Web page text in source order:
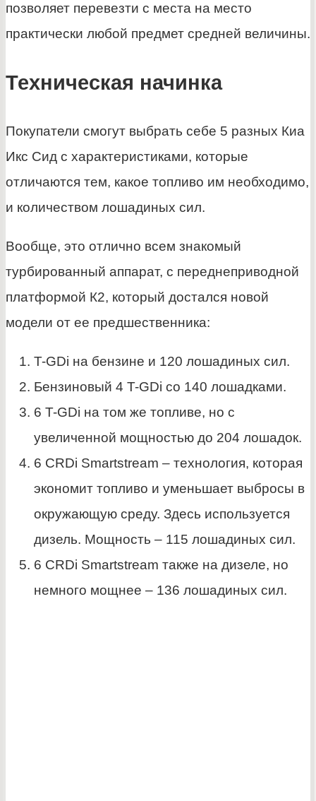
позволяет перевезти с места на место
практически любой предмет средней величины.
Техническая начинка
Покупатели смогут выбрать себе 5 разных Киа
Икс Сид с характеристиками, которые
отличаются тем, какое топливо им необходимо,
и количеством лошадиных сил.
Вообще, это отлично всем знакомый
турбированный аппарат, с переднеприводной
платформой К2, который достался новой
модели от ее предшественника:
T-GDi на бензине и 120 лошадиных сил.
Бензиновый 4 T-GDi со 140 лошадками.
6 T-GDi на том же топливе, но с
увеличенной мощностью до 204 лошадок.
6 CRDi Smartstream – технология, которая
экономит топливо и уменьшает выбросы в
окружающую среду. Здесь используется
дизель. Мощность – 115 лошадиных сил.
6 CRDi Smartstream также на дизеле, но
немного мощнее – 136 лошадиных сил.